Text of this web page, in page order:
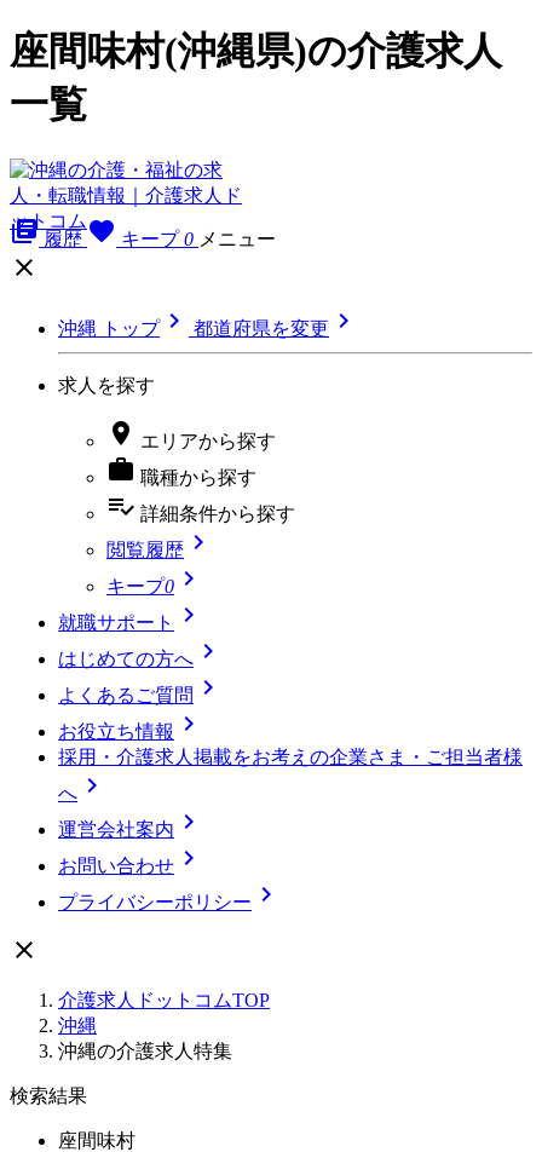
座間味村(沖縄県)の介護求人
一覧
library_books 履歴 favorite キープ 0 メニュー

沖縄 トップ 都道府県を変更 
求人を探す
 エリアから探す
 職種から探す
playlist_add_check 詳細条件から探す
閲覧履歴 
キープ0 
就職サポート 
はじめての方へ 
よくあるご質問 
お役立ち情報 
採用・介護求人掲載をお考えの企業さま・ご担当者様
へ 
運営会社案内 
お問い合わせ 
プライバシーポリシー 

介護求人ドットコムTOP
沖縄
沖縄の介護求人特集
検索結果
座間味村